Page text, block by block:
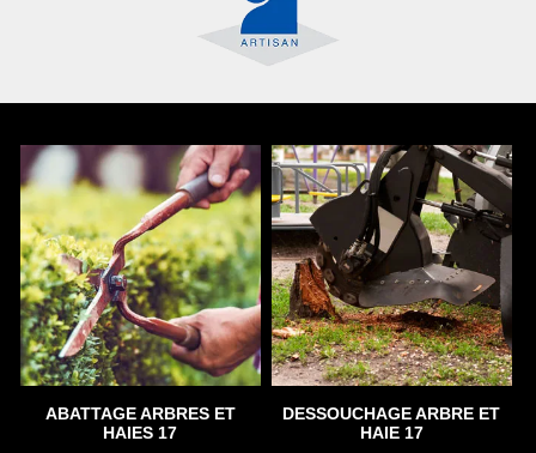
ABATTAGE ARBRES ET
HAIES 17
DESSOUCHAGE ARBRE ET
HAIE 17